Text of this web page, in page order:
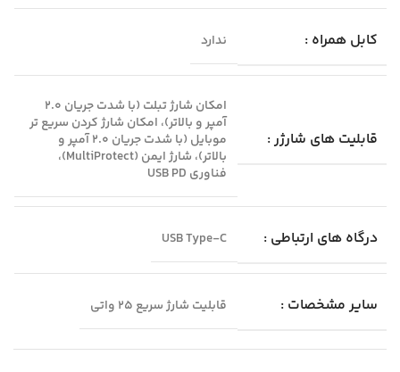
کابل همراه : ندارد
قابلیت‌ های شارژر :
امکان شارژ تبلت (با شدت‌ جریان ۲.۰
آمپر و بالاتر)، امکان شارژ کردن سریع‌ تر
موبایل (با شدت‌ جریان ۲.۰ آمپر و
بالاتر)، شارژ ایمن (MultiProtect)،
فناوری USB PD
درگاه‌ های ارتباطی : USB Type-C
سایر مشخصات : قابلیت شارژ سریع 25 واتی